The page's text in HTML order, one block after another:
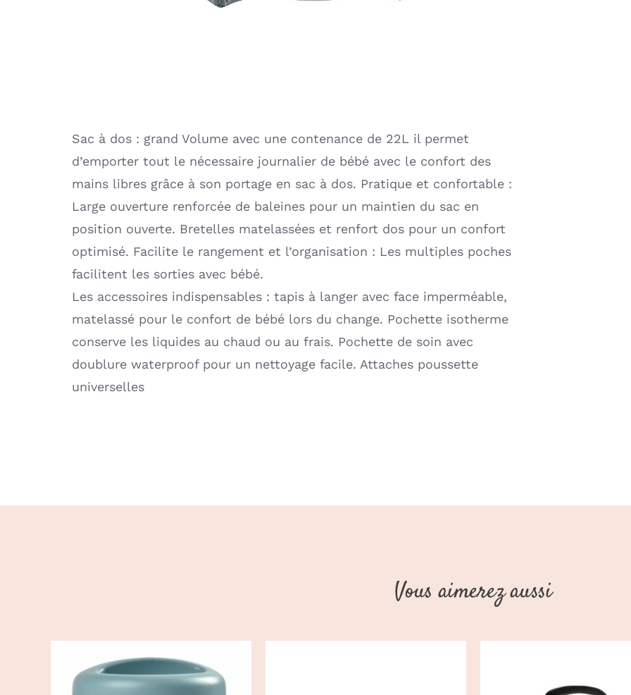
Sac à dos : grand Volume avec une contenance de 22L il permet
d’emporter tout le nécessaire journalier de bébé avec le confort des
mains libres grâce à son portage en sac à dos. Pratique et confortable :
Large ouverture renforcée de baleines pour un maintien du sac en
position ouverte. Bretelles matelassées et renfort dos pour un confort
optimisé. Facilite le rangement et l’organisation : Les multiples poches
facilitent les sorties avec bébé.
Les accessoires indispensables : tapis à langer avec face imperméable,
matelassé pour le confort de bébé lors du change. Pochette isotherme
conserve les liquides au chaud ou au frais. Pochette de soin avec
doublure waterproof pour un nettoyage facile. Attaches poussette
universelles
Vous aimerez aussi